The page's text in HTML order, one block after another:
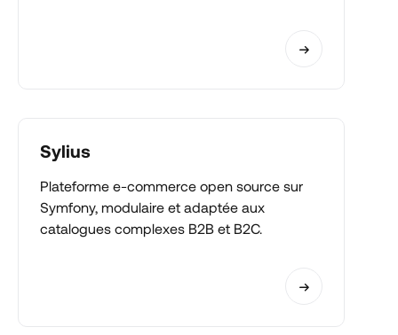
Sylius
Plateforme e-commerce open source sur
Symfony, modulaire et adaptée aux
catalogues complexes B2B et B2C.